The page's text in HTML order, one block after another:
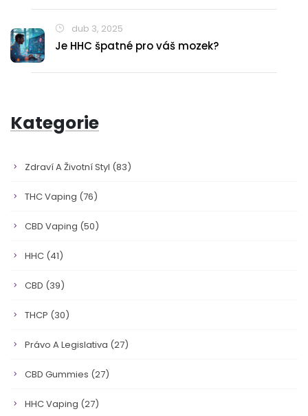
dub 3, 2025
Je HHC špatné pro váš mozek?
Kategorie
Zdraví A Životní Styl (83)
THC Vaping (76)
CBD Vaping (50)
HHC (41)
CBD (39)
THCP (30)
Právo A Legislativa (27)
CBD Gummies (27)
HHC Vaping (27)